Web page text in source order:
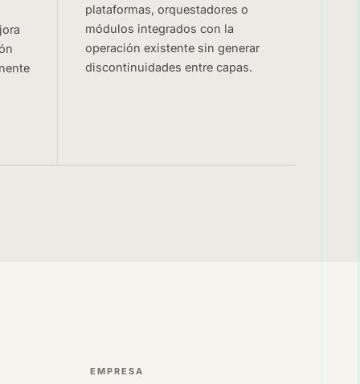
plataformas, orquestadores o
módulos integrados con la
operación existente sin generar
discontinuidades entre capas.
EMPRESA